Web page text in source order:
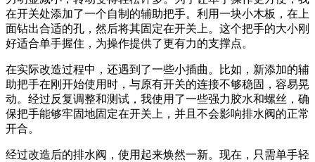
在开关处添加了一个自制的辅助把手。利用一块小木板，在上
面钻出合适的孔，然后将其固定在开关上。这个把手的大小刚
好适合单手握住，为操作提供了更有力的支撑点。
在实际改造过程中，还遇到了一些小插曲。比如，新添加的辅
助把手在刚开始使用时，与原有开关的连接不够稳固，容易晃
动。经过反复调整和测试，我使用了一些强力胶水和螺丝，确
保把手能够牢固地固定在开关上，并且不会影响排水阀的正常
开合。
经过改造后的排水阀，使用起来焕然一新。现在，只需单手轻